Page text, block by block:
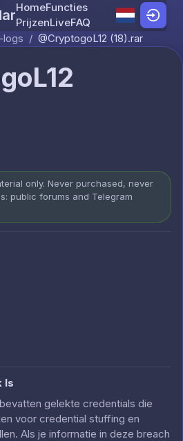
Skip to content
HomeFuncties
PrijzenLiveFAQ
logs / @CryptogoL12 (18).rar
only. Never purchased, never
public forums and Telegram
Is
gelekte credentials die
voor credential stuffing en
Als je informatie in deze breach